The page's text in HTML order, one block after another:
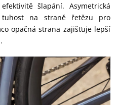
šlapání. Asymetrická
na straně řetězu pro
opačná strana zajišťuje lepší